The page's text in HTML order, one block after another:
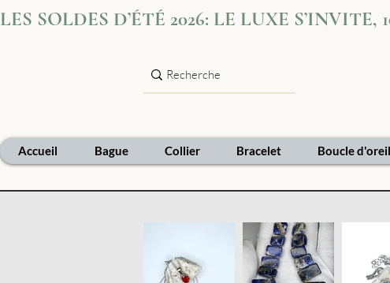
LES SOLDES D’ÉTÉ 2026: LE LUXE
Accueil Bague Collier Bracelet Boucle